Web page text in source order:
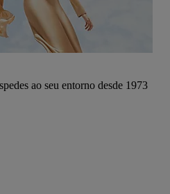
ao seu entorno desde 1973